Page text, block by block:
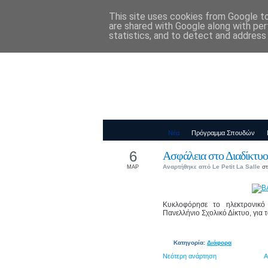
Παιδικός
Νέα Πρόγραμμα Σπουδών
Ασφάλεια στο Διαδίκτυο
Αναρτήθηκε από Le Petit La Salle
6
ΜΑΡ
Κυκλοφόρησε το ηλεκτρονικό
Πανελλήνιο Σχολικό Δίκτυο,
Κατηγορία: Διάφορα
Νεότερη ανάρτηση
This site uses cookies from Google
are shared with Google along with
statistics, and to detect and address